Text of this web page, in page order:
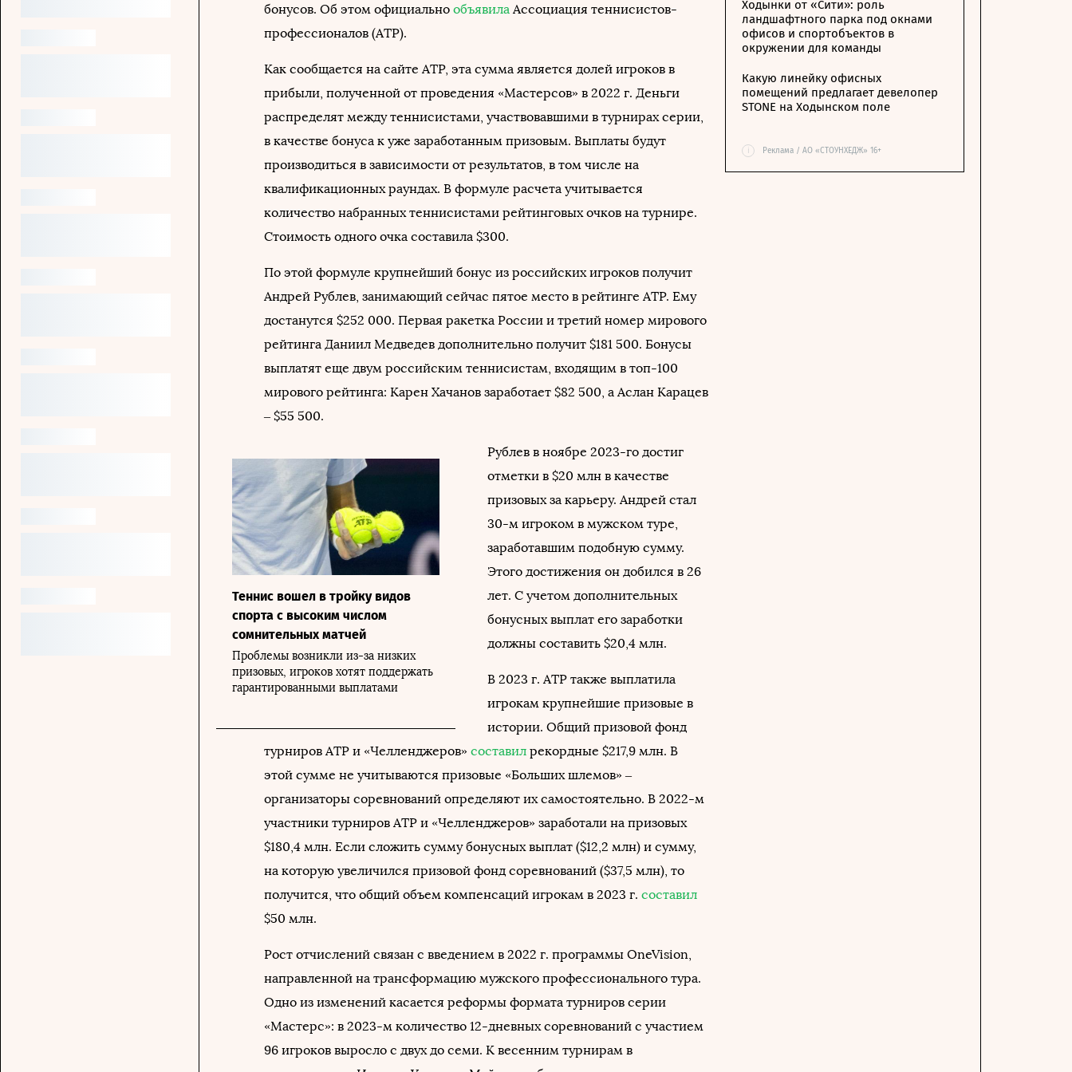
бонусов. Об этом официально объявила Ассоциация теннисистов-
профессионалов (ATP).
Как сообщается на сайте ATP, эта сумма является долей игроков в
прибыли, полученной от проведения «Мастерсов» в 2022 г. Деньги
распределят между теннисистами, участвовавшими в турнирах серии,
в качестве бонуса к уже заработанным призовым. Выплаты будут
производиться в зависимости от результатов, в том числе на
квалификационных раундах. В формуле расчета учитывается
количество набранных теннисистами рейтинговых очков на турнире.
Стоимость одного очка составила $300.
По этой формуле крупнейший бонус из российских игроков получит
Андрей Рублев, занимающий сейчас пятое место в рейтинге ATP. Ему
достанутся $252 000. Первая ракетка России и третий номер мирового
рейтинга Даниил Медведев дополнительно получит $181 500. Бонусы
выплатят еще двум российским теннисистам, входящим в топ-100
мирового рейтинга: Карен Хачанов заработает $82 500, а Аслан Карацев
– $55 500.
Теннис вошел в тройку видов
спорта с высоким числом
сомнительных матчей
Проблемы возникли из-за низких
призовых, игроков хотят поддержать
гарантированными выплатами
Рублев в ноябре 2023-го достиг
отметки в $20 млн в качестве
призовых за карьеру. Андрей стал
30-м игроком в мужском туре,
заработавшим подобную сумму.
Этого достижения он добился в 26
лет. С учетом дополнительных
бонусных выплат его заработки
должны составить $20,4 млн.
В 2023 г. ATP также выплатила
игрокам крупнейшие призовые в
истории. Общий призовой фонд
турниров ATP и «Челленджеров» составил рекордные $217,9 млн. В
этой сумме не учитываются призовые «Больших шлемов» –
организаторы соревнований определяют их самостоятельно. В 2022-м
участники турниров ATP и «Челленджеров» заработали на призовых
$180,4 млн. Если сложить сумму бонусных выплат ($12,2 млн) и сумму,
на которую увеличился призовой фонд соревнований ($37,5 млн), то
получится, что общий объем компенсаций игрокам в 2023 г. составил
$50 млн.
Рост отчислений связан с введением в 2022 г. программы OneVision,
направленной на трансформацию мужского профессионального тура.
Одно из изменений касается реформы формата турниров серии
«Мастерс»: в 2023-м количество 12-дневных соревнований с участием
96 игроков выросло с двух до семи. К весенним турнирам в
Ходынки от «Сити»: роль
ландшафтного парка под окнами
офисов и спортобъектов в
окружении для команды
Какую линейку офисных
помещений предлагает девелопер
STONE на Ходынском поле
i Реклама / АО «СТОУНХЕДЖ» 16+